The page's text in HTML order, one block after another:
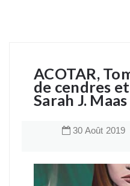
ACOTAR,
de cendres
Sarah J. Maas
30 Août 2019